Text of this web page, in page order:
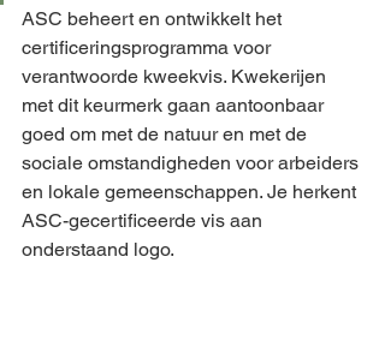
ASC beheert en ontwikkelt het
certificeringsprogramma voor
verantwoorde kweekvis. Kwekerijen
met dit keurmerk gaan aantoonbaar
goed om met de natuur en met de
sociale omstandigheden voor arbeiders
en lokale gemeenschappen. Je herkent
ASC-gecertificeerde vis aan
onderstaand logo.